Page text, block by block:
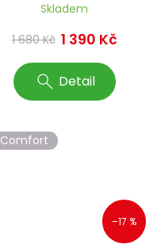
Skladem
1 680 Kč 1 390 Kč
Detail
Comfort
–17 %